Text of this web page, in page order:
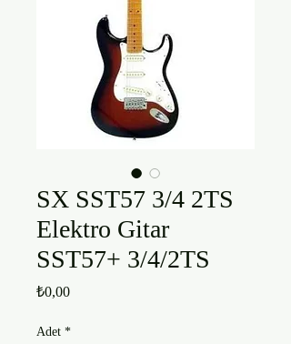
SX SST57 3/4 2TS
Elektro Gitar
SST57+ 3/4/2TS
₺0,00Fiyat
Adet *